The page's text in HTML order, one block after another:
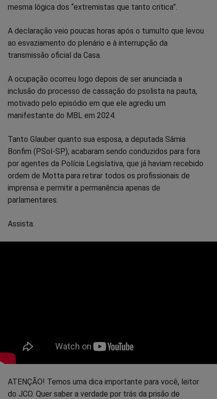
mesma lógica dos “extremistas que tanto critica”.
A declaração veio poucas horas após o tumulto que levou
ao esvaziamento do plenário e à interrupção da
transmissão oficial da Casa.
A ocupação ocorreu logo depois de ser anunciada a
inclusão do processo de cassação do psolista na pauta,
motivado pelo episódio em que ele agrediu um
manifestante do MBL em 2024.
Tanto Glauber quanto sua esposa, a deputada Sâmia
Bonfim (PSol-SP), acabaram sendo conduzidos para fora
por agentes da Polícia Legislativa, que já haviam recebido
ordem de Motta para retirar todos os profissionais de
imprensa e permitir a permanência apenas de
parlamentares.
Assista:
ATENÇÃO! Temos uma dica importante para você, leitor
do JCO. Quer saber a verdade por trás da prisão de